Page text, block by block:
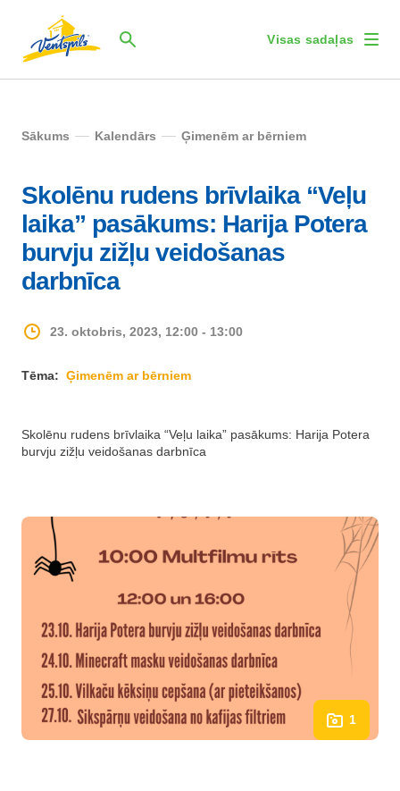
Visas sadaļas
Sākums Kalendārs Ģimenēm ar bērniem
Skolēnu rudens brīvlaika “Veļu
laika” pasākums: Harija Potera
burvju zižļu veidošanas
darbnīca
23. oktobris, 2023, 12:00 - 13:00
Tēma: Ģimenēm ar bērniem
Skolēnu rudens brīvlaika “Veļu laika” pasākums: Harija Potera
burvju zižļu veidošanas darbnīca
1